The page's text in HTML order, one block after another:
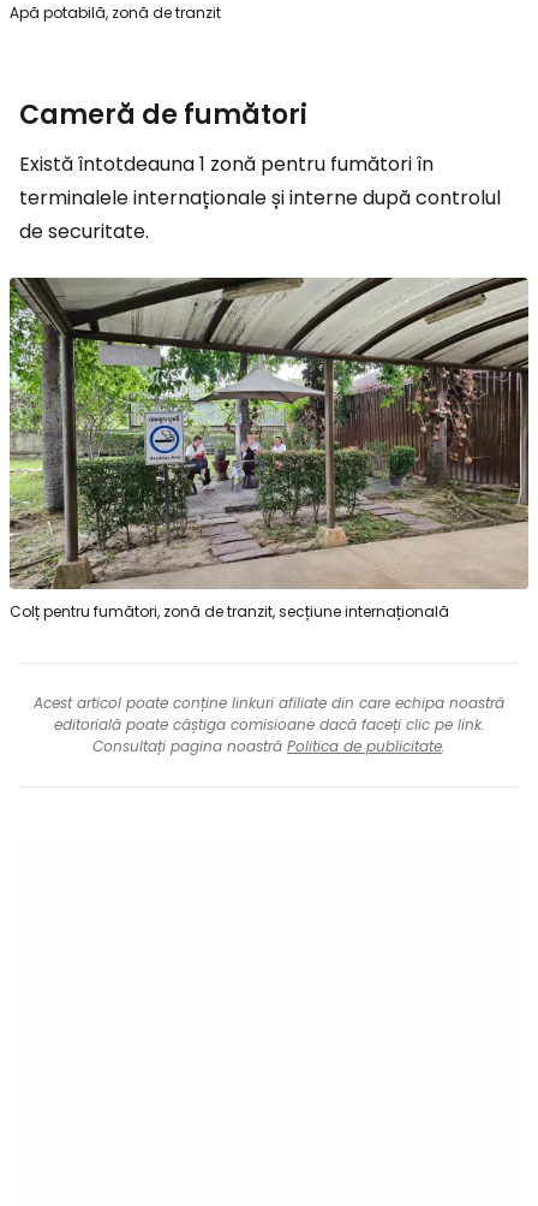
Apă potabilă, zonă de tranzit
Cameră de fumători
Există întotdeauna 1 zonă pentru fumători în
terminalele internaționale și interne după controlul
de securitate.
Colț pentru fumători, zonă de tranzit, secțiune internațională
Acest articol poate conține linkuri afiliate din care echipa noastră
editorială poate câștiga comisioane dacă faceți clic pe link.
Consultați pagina noastră Politica de publicitate.